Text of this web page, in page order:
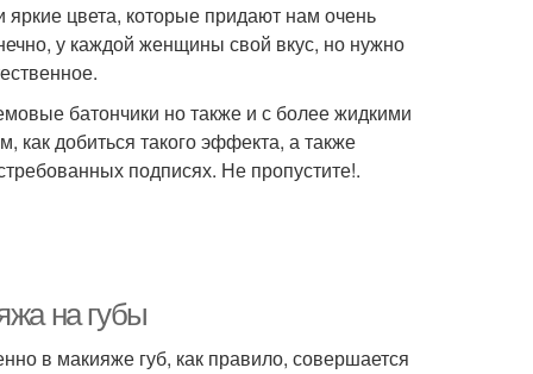
цвета, которые придают нам очень
у каждой женщины свой вкус, но нужно
батончики но также и с более жидкими
как добиться такого эффекта, а также
подписях. Не пропустите!.
на губы
в макияже губ, как правило, совершается